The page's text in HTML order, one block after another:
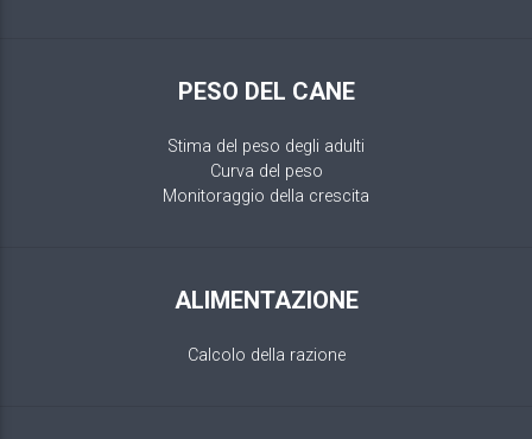
PESO DEL CANE
Stima del peso degli adulti
Curva del peso
Monitoraggio della crescita
ALIMENTAZIONE
Calcolo della razione